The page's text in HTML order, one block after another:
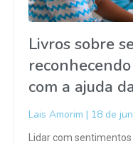
Livros sobre
com a ajuda
Lais Amorim 18 de
Lidar com